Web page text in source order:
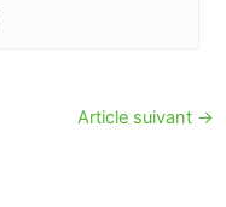
Article suivant →